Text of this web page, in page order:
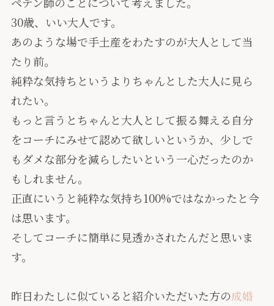
30歳、いい大人です。
あのような場で手土産をわたすのが大人として当
たり前。
純粋な気持ちというよりちゃんとした大人に見ら
れたい。
もっと言うとちゃんと大人として振る舞える自分
をコーチにみせて認めて欲しいというか、少しで
もダメな部分を減らしたいという一心だったのか
もしれません。
正直にいうと純粋な気持ち100%ではなかったと今
は思います。
そしてコーチに簡単に見透かされたんだと思いま
す。
昨日わたしに似ていると紹介いただいた方の成婚